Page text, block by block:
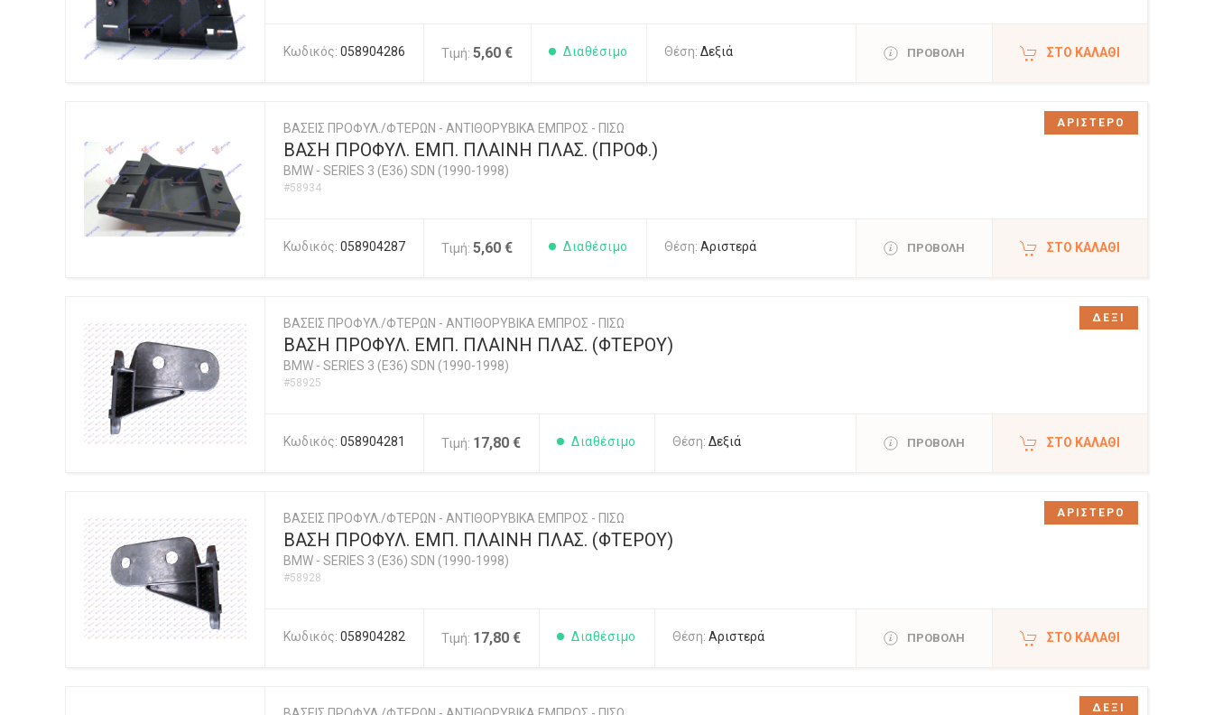
Κωδικός: 058904286 Τιμή: 5,60 € Διαθέσιμο Θέση: Δεξιά ΠΡΟΒΟΛΗ ΣΤΟ ΚΑΛΆΘΙ
ΒΑΣΕΙΣ ΠΡΟΦΥΛ./ΦΤΕΡΩΝ - ΑΝΤΙΘΟΡΥΒΙΚΑ ΕΜΠΡΟΣ - ΠΙΣΩ
ΒΑΣΗ ΠΡΟΦΥΛ. ΕΜΠ. ΠΛΑΙΝΗ ΠΛΑΣ. (ΠΡΟΦ.)
BMW - SERIES 3 (E36) SDN (1990-1998)
#58934
Κωδικός: 058904287 Τιμή: 5,60 € Διαθέσιμο Θέση: Αριστερά ΠΡΟΒΟΛΗ ΣΤΟ ΚΑΛΆΘΙ
ΑΡΙΣΤΕΡΟ
ΒΑΣΕΙΣ ΠΡΟΦΥΛ./ΦΤΕΡΩΝ - ΑΝΤΙΘΟΡΥΒΙΚΑ ΕΜΠΡΟΣ - ΠΙΣΩ
ΒΑΣΗ ΠΡΟΦΥΛ. ΕΜΠ. ΠΛΑΙΝΗ ΠΛΑΣ. (ΦΤΕΡΟΥ)
BMW - SERIES 3 (E36) SDN (1990-1998)
#58925
Κωδικός: 058904281 Τιμή: 17,80 € Διαθέσιμο Θέση: Δεξιά ΠΡΟΒΟΛΗ ΣΤΟ ΚΑΛΆΘΙ
ΔΕΞΙ
ΒΑΣΕΙΣ ΠΡΟΦΥΛ./ΦΤΕΡΩΝ - ΑΝΤΙΘΟΡΥΒΙΚΑ ΕΜΠΡΟΣ - ΠΙΣΩ
ΒΑΣΗ ΠΡΟΦΥΛ. ΕΜΠ. ΠΛΑΙΝΗ ΠΛΑΣ. (ΦΤΕΡΟΥ)
BMW - SERIES 3 (E36) SDN (1990-1998)
#58928
Κωδικός: 058904282 Τιμή: 17,80 € Διαθέσιμο Θέση: Αριστερά ΠΡΟΒΟΛΗ ΣΤΟ ΚΑΛΆΘΙ
ΑΡΙΣΤΕΡΟ
ΔΕΞΙ